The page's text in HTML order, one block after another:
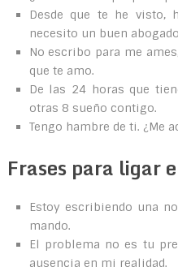
Desde que te he visto,
necesito un buen
No escribo para me
que te amo.
De las 24 horas que
otras 8 sueño contigo.
Tengo hambre de ti. ¿Me
Frases para ligar
Estoy escribiendo una
mando.
El problema no es tu
ausencia en mi realidad.